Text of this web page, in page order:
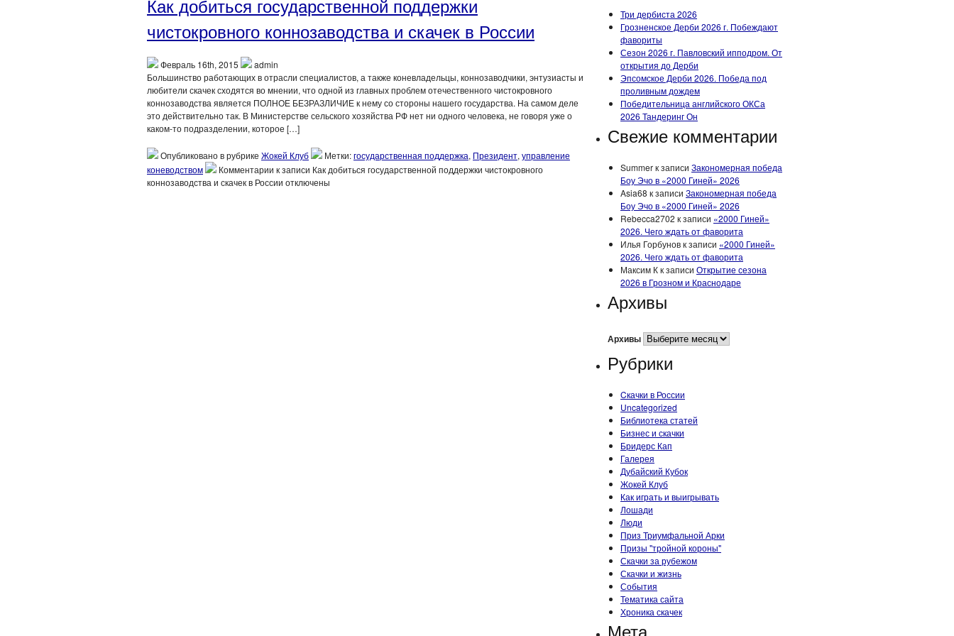
Как добиться государственной поддержки
чистокровного коннозаводства и скачек в России
Февраль 16th, 2015
admin
Большинство работающих в отрасли специалистов, а также коневладельцы, коннозаводчики, энтузиасты и
любители скачек сходятся во мнении, что одной из главных проблем отечественного чистокровного
коннозаводства является ПОЛНОЕ БЕЗРАЗЛИЧИЕ к нему со стороны нашего государства. На самом деле
это действительно так. В Министерстве сельского хозяйства РФ нет ни одного человека, не говоря уже о
каком-то подразделении, которое […]
Опубликовано в рубрике Жокей Клуб Метки:государственная поддержка, Президент, управление
коневодством
Комментарии к записи Как добиться государственной поддержки чистокровного
коннозаводства и скачек в России отключены
Три дербиста 2026
Грозненское Дерби 2026 г. Побеждают
фавориты
Сезон 2026 г. Павловский ипподром. От
открытия до Дерби
Эпсомское Дерби 2026. Победа под
проливным дождем
Победительница английского ОКСа
2026 Тандеринг Он
Свежие комментарии
Summerк записи Закономерная победа
Боу Эчо в «2000 Гиней» 2026
Asia68 к записи Закономерная победа
Боу Эчо в «2000 Гиней» 2026
Rebecca2702 к записи «2000 Гиней»
2026. Чего ждать от фаворита
Илья Горбуновк записи «2000 Гиней»
2026. Чего ждать от фаворита
Максим Кк записи Открытие сезона
2026 в Грозном и Краснодаре
Архивы
Архивы
Рубрики
Cкачки в России
Uncategorized
Библиотека статей
Бизнес и скачки
Бридерс Кап
Галерея
Дубайский Кубок
Жокей Клуб
Как играть и выигрывать
Лошади
Люди
Приз Триумфальной Арки
Призы "тройной короны"
Скачки за рубежом
Скачки и жизнь
События
Тематика сайта
Хроника скачек
Мета